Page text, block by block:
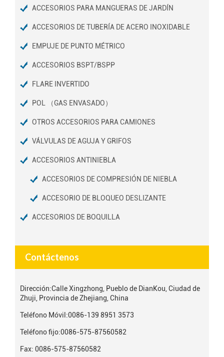
ACCESORIOS PARA MANGUERAS DE JARDÍN
ACCESORIOS DE TUBERÍA DE ACERO INOXIDABLE
EMPUJE DE PUNTO MÉTRICO
ACCESORIOS BSPT/BSPP
FLARE INVERTIDO
POL （GAS ENVASADO）
OTROS ACCESORIOS PARA CAMIONES
VÁLVULAS DE AGUJA Y GRIFOS
ACCESORIOS ANTINIEBLA
ACCESORIOS DE COMPRESIÓN DE NIEBLA
ACCESORIO DE BLOQUEO DESLIZANTE
ACCESORIOS DE BOQUILLA
Contáctenos
Dirección:Calle Xingzhong, Pueblo de DianKou, Ciudad de
Zhuji, Provincia de Zhejiang, China
Teléfono Móvil:0086-139 8951 3573
Teléfono fijo:0086-575-87560582
Fax: 0086-575-87560582